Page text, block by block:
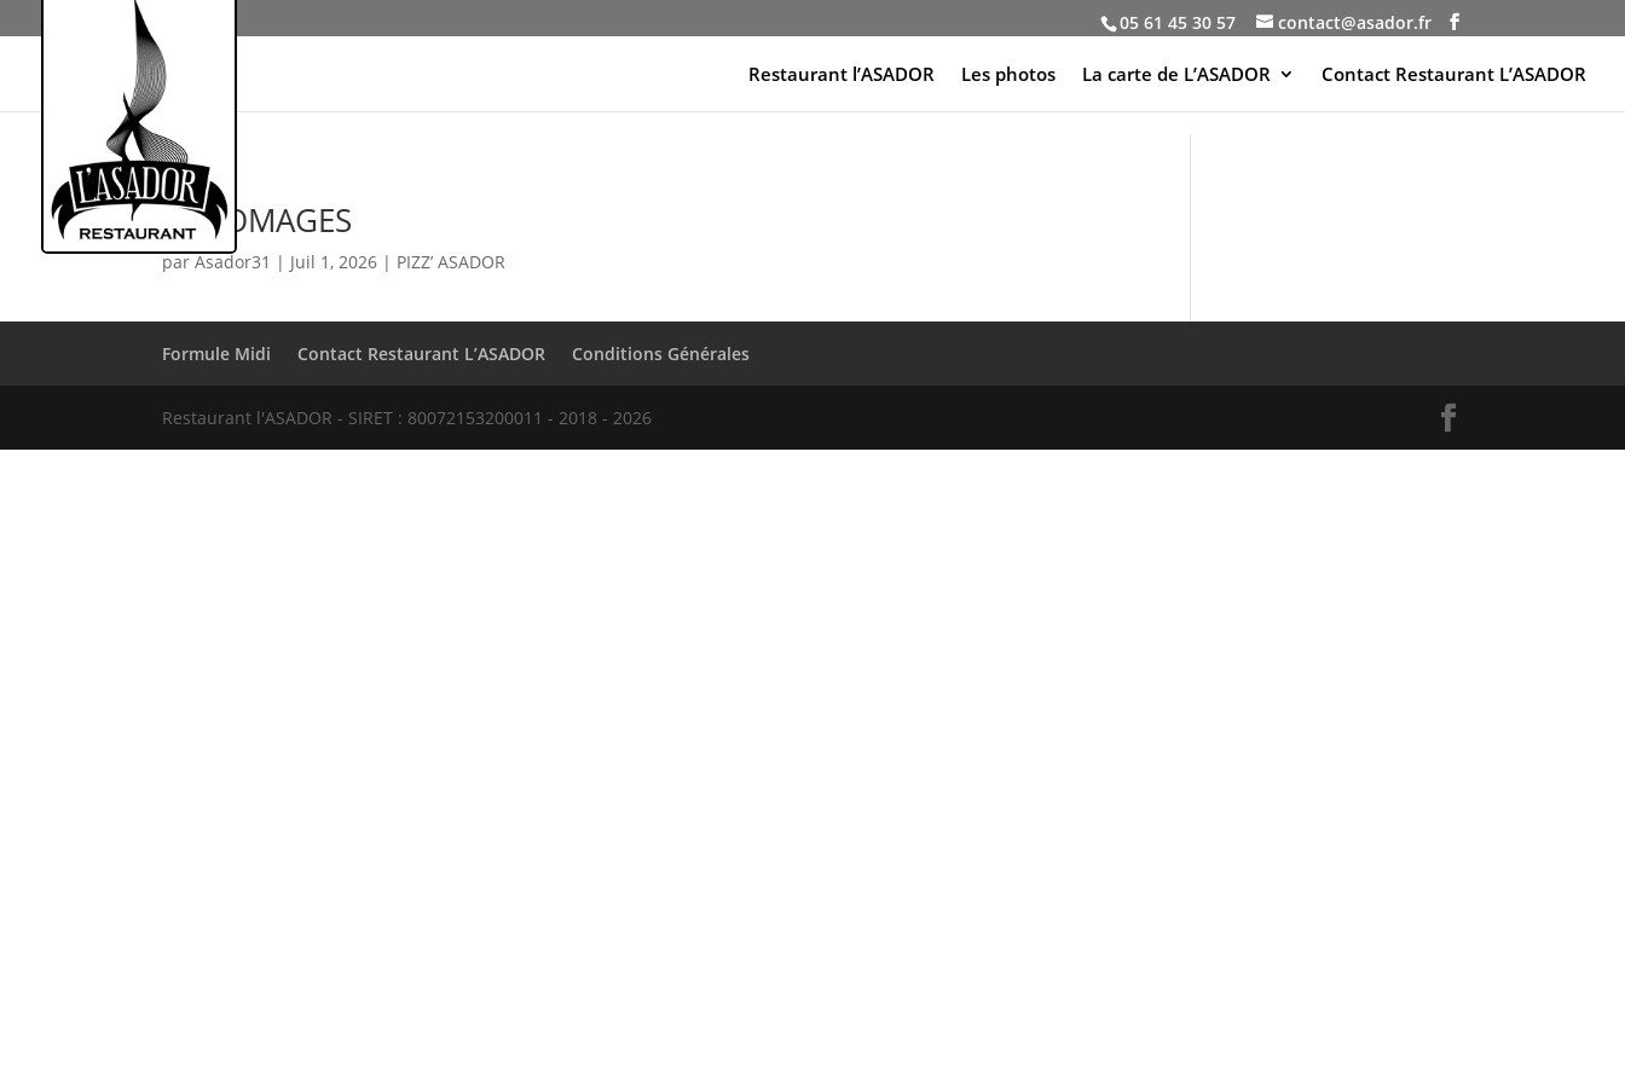
05 61 45 30 57 contact@asador.fr
Restaurant l’ASADOR Les photos La carte de L’ASADOR Contact Restaurant L’ASADOR
4 FROMAGES
parAsador31 | Juil 1, 2026 | PIZZ’ ASADOR
Formule Midi Contact Restaurant L’ASADOR Conditions Générales
Restaurant l'ASADOR - SIRET : 80072153200011 - 2018 - 2026